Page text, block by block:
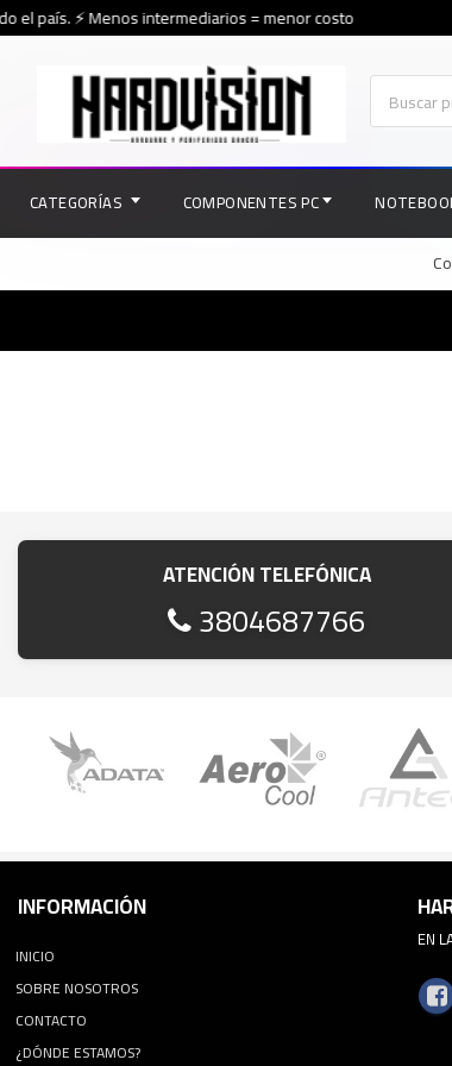
país. ⚡ Menos intermediarios = menor costo
CATEGORÍAS COMPONENTES PC
ATENCIÓN TELEFÓNICA
3804687766
INFORMACIÓN
INICIO
SOBRE NOSOTROS
CONTACTO
¿DÓNDE ESTAMOS?
EN